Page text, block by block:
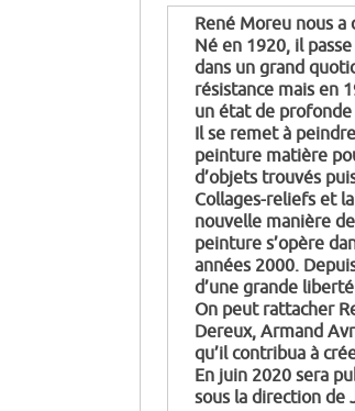
René Moreu nous
Né en 1920, il
dans un grand
résistance mais en
un état de profonde
Il se remet à
peinture matière
d’objets trouvés
Collages-reliefs et
nouvelle manière
peinture s’opère
années 2000.
d’une grande
On peut rattacher
Dereux, Armand
qu’il contribua à
En juin 2020 sera
sous la direction de